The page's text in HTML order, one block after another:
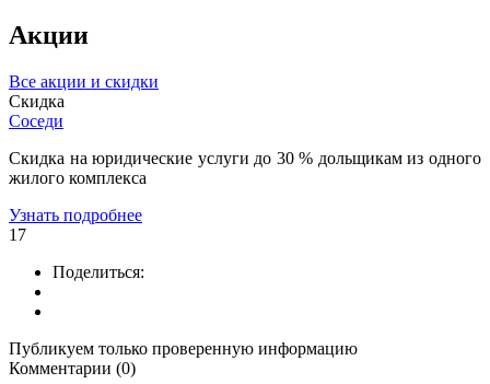
Акции
Все акции и скидки
Скидка
Соседи
Скидка на юридические услуги до 30 % дольщикам из одного
жилого комплекса
Узнать подробнее
17
Поделиться:
Публикуем только проверенную информацию
Комментарии (0)